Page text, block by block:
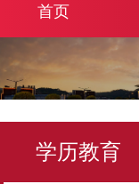
首页
学历教育